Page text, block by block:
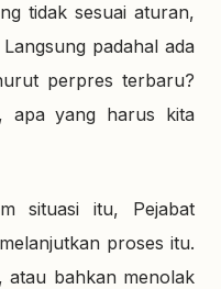
tidak sesuai aturan,
padahal ada
perpres terbaru?
apa yang harus kita
situasi itu, Pejabat
proses itu.
atau bahkan menolak